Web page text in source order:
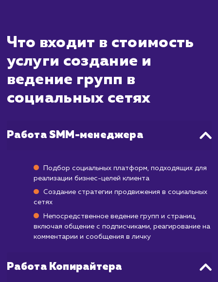
стратегии контента, дизайн и
профиля. Однако настоящая работа
после этого. Ведение группы в
обновления. Вы начнете видеть
сразу, но чтобы достичь значительного
потребоваться от нескольких месяцев до
Помимо этого, важно помнить, что
могут варьироваться в зависимости от
вашего бизнеса, целевой
выбранной социальной платформы.
поскольку создание влиятельного